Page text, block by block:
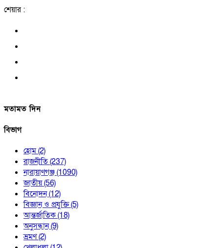
শেয়ার :
মতামত দিন
বিভাগ
হোম(2)
রাজনীতি(237)
নারায়াণগঞ্জ(1090)
জাতীয়(56)
বিনোদন(12)
বিজ্ঞান ও প্রযুক্তি(5)
আন্তর্জাতিক(18)
অনুসন্ধান(9)
ভ্রমণ(2)